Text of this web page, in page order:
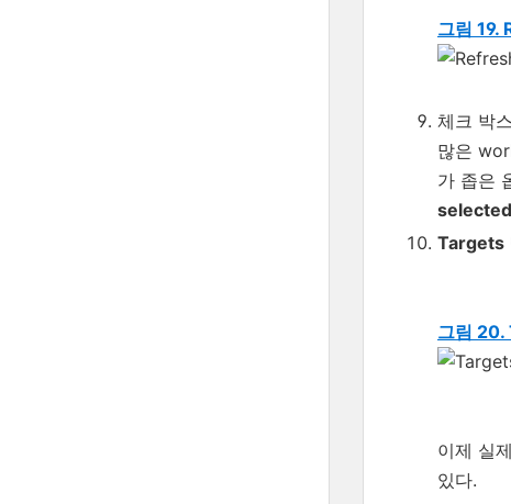
그림 19.
체크 박
많은
가 좁은
Targets
그림 20.
이제 실
있다.